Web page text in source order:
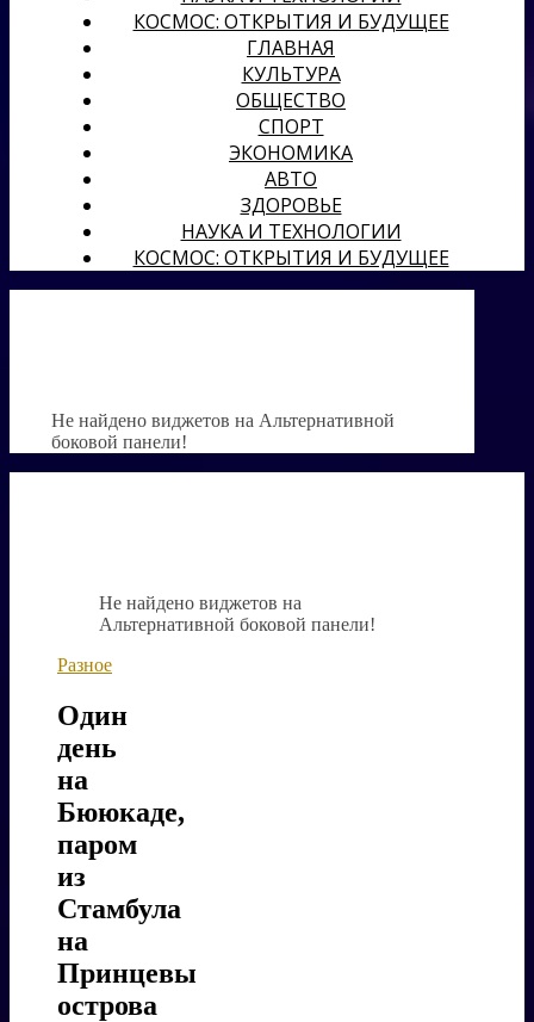
КОСМОС: ОТКРЫТИЯ И БУДУЩЕЕ
ГЛАВНАЯ
КУЛЬТУРА
ОБЩЕСТВО
СПОРТ
ЭКОНОМИКА
АВТО
ЗДОРОВЬЕ
НАУКА И ТЕХНОЛОГИИ
КОСМОС: ОТКРЫТИЯ И БУДУЩЕЕ
Не найдено виджетов на Альтернативной
боковой панели!
Не найдено виджетов на
Альтернативной боковой панели!
Разное
Один
день
на
Бююкаде,
паром
из
Стамбула
на
Принцевы
острова